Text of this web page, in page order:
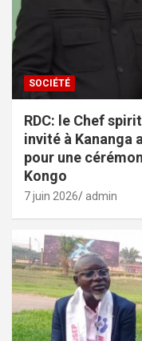
SOCIÉTÉ
RDC: le Chef
invité à Kananga
pour une
Kongo
7 juin 2026 admin